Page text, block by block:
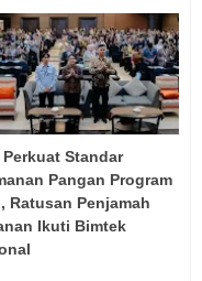
Perkuat Standar
Pangan Program
Ratusan Penjamah
Ikuti Bimtek